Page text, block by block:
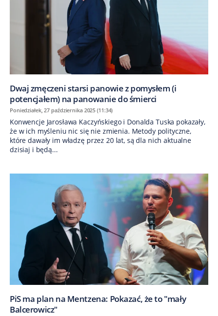
Dwaj zmęczeni starsi panowie z pomysłem (i
potencjałem) na panowanie do śmierci
Poniedziałek, 27 października 2025 (11:34)
Konwencje Jarosława Kaczyńskiego i Donalda Tuska pokazały,
że w ich myśleniu nic się nie zmienia. Metody polityczne,
które dawały im władzę przez 20 lat, są dla nich aktualne
dzisiaj i będą...
PiS ma plan na Mentzena: Pokazać, że to "mały
Balcerowicz"